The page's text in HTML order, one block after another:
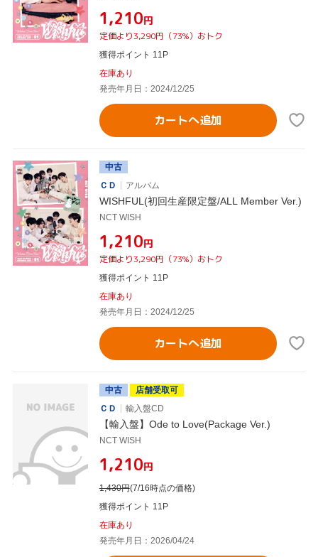
¥1,210円
定価より3,290円（73%）おトク
獲得ポイント 11P
在庫あり
発売年月日：2024/12/25
カートへ追加
中古
ＣＤ
アルバム
WISHFUL(初回生産限定盤/ALL Member Ver.)
NCT WISH
¥1,210円
定価より3,290円（73%）おトク
獲得ポイント 11P
在庫あり
発売年月日：2024/12/25
カートへ追加
中古
店舗受取可
ＣＤ
輸入盤CD
【輸入盤】Ode to Love(Package Ver.)
NCT WISH
¥1,210円
1,430円(7/16時点の価格)
獲得ポイント 11P
在庫あり
発売年月日：2026/04/24